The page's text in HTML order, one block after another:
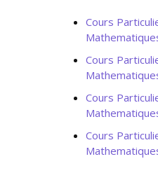
Cours
Cours
Cours
Cours